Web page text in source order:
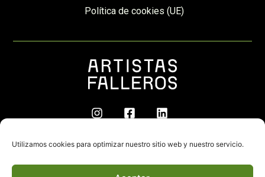
Utilizamos cookies para optimizar nuestro sitio web y nuestro servicio.
© 2026 | Artistas Falleros | Desarrollado por
Política de cookies (UE)